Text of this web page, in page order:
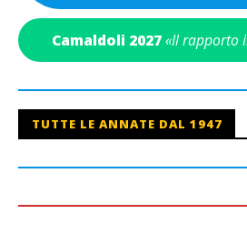
Camaldoli 2027 «Il rapporto
TUTTE LE ANNATE DAL 1947